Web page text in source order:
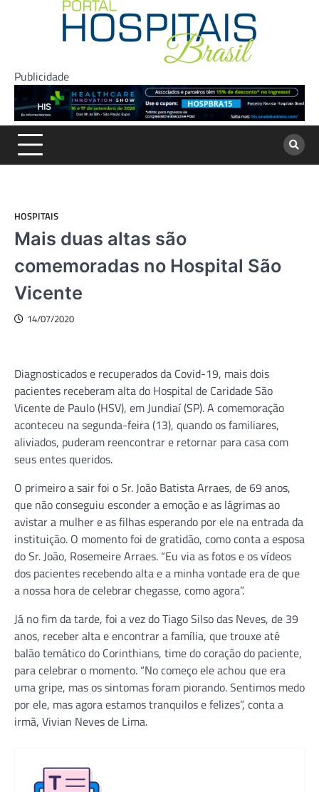
Publicidade
HOSPITAIS
Mais duas altas são
comemoradas no Hospital São
Vicente
14/07/2020
Diagnosticados e recuperados da Covid-19, mais dois
pacientes receberam alta do Hospital de Caridade São
Vicente de Paulo (HSV), em Jundiaí (SP). A comemoração
aconteceu na segunda-feira (13), quando os familiares,
aliviados, puderam reencontrar e retornar para casa com
seus entes queridos.
O primeiro a sair foi o Sr. João Batista Arraes, de 69 anos,
que não conseguiu esconder a emoção e as lágrimas ao
avistar a mulher e as filhas esperando por ele na entrada da
instituição. O momento foi de gratidão, como conta a esposa
do Sr. João, Rosemeire Arraes. “Eu via as fotos e os vídeos
dos pacientes recebendo alta e a minha vontade era de que
a nossa hora de celebrar chegasse, como agora”.
Já no fim da tarde, foi a vez do Tiago Silso das Neves, de 39
anos, receber alta e encontrar a família, que trouxe até
balão temático do Corinthians, time do coração do paciente,
para celebrar o momento. “No começo ele achou que era
uma gripe, mas os sintomas foram piorando. Sentimos medo
por ele, mas agora estamos tranquilos e felizes”, conta a
irmã, Vivian Neves de Lima.